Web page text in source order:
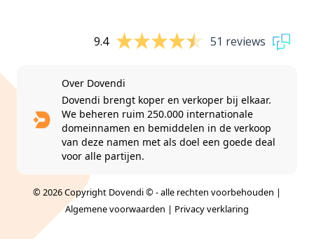
9.4 51 reviews
Over Dovendi
Dovendi brengt koper en verkoper bij elkaar.
We beheren ruim 250.000 internationale
domeinnamen en bemiddelen in de verkoop
van deze namen met als doel een goede deal
voor alle partijen.
© 2026 Copyright Dovendi © - alle rechten voorbehouden |
Algemene voorwaarden | Privacy verklaring